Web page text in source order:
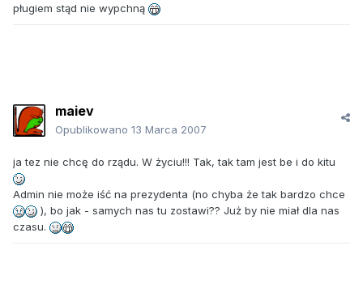
pługiem stąd nie wypchną
maiev
Opublikowano 13 Marca 2007
ja tez nie chcę do rządu. W życiu!!! Tak, tak tam jest be i do kitu
Admin nie może iść na prezydenta (no chyba że tak bardzo chce
), bo jak - samych nas tu zostawi?? Już by nie miał dla nas
czasu.